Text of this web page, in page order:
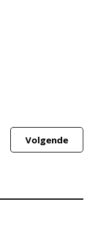
Volgende